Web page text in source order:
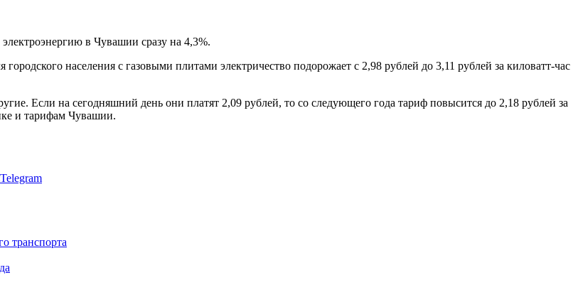
в Чувашии сразу на 4,3%.
населения с газовыми плитами электричество подорожает с 2,98 рублей до 3,11 рублей за киловатт-час
Если на сегодняшний день они платят 2,09 рублей, то со следующего года тариф повысится до 2,18 рублей за
и тарифам Чувашии.
транспорта